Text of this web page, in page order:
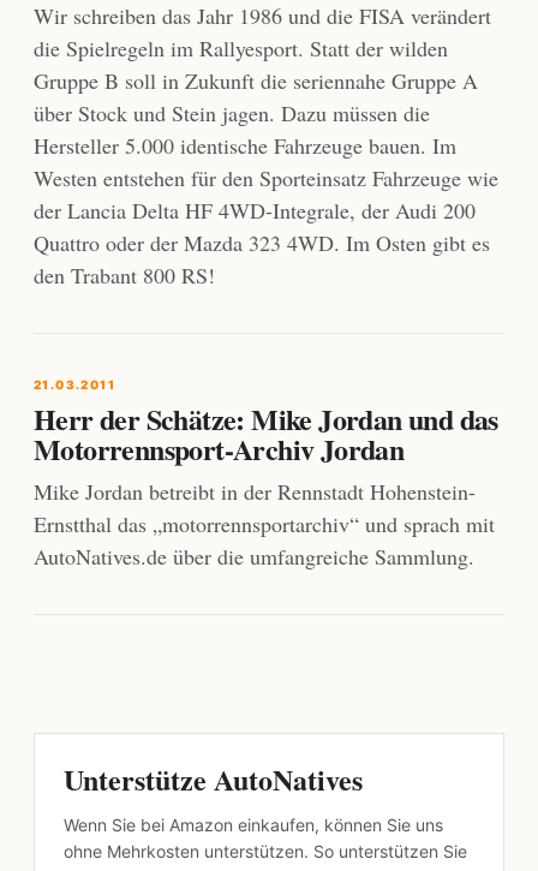
Wir schreiben das Jahr 1986 und die FISA verändert
die Spielregeln im Rallyesport. Statt der wilden
Gruppe B soll in Zukunft die seriennahe Gruppe A
über Stock und Stein jagen. Dazu müssen die
Hersteller 5.000 identische Fahrzeuge bauen. Im
Westen entstehen für den Sporteinsatz Fahrzeuge wie
der Lancia Delta HF 4WD-Integrale, der Audi 200
Quattro oder der Mazda 323 4WD. Im Osten gibt es
den Trabant 800 RS!
21.03.2011
Herr der Schätze: Mike Jordan und das
Motorrennsport-Archiv Jordan
Mike Jordan betreibt in der Rennstadt Hohenstein-
Ernstthal das „motorrennsportarchiv“ und sprach mit
AutoNatives.de über die umfangreiche Sammlung.
Unterstütze AutoNatives
Wenn Sie bei Amazon einkaufen, können Sie uns
ohne Mehrkosten unterstützen. So unterstützen Sie